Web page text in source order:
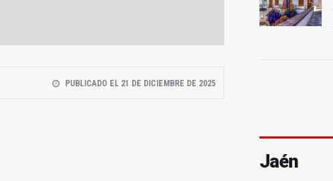
PUBLICADO EL 21 DE DICIEMBRE DE 2025
Jaén